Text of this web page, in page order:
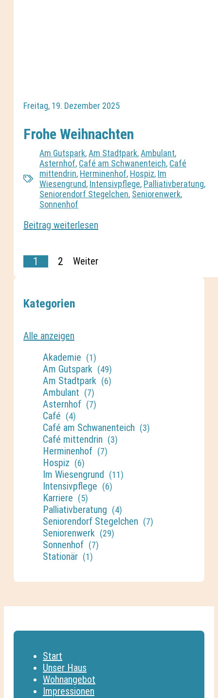
Freitag, 19. Dezember 2025
Frohe Weihnachten
Am Gutspark,Am Stadtpark,Ambulant,
Asternhof, Café am Schwanenteich, Café
mittendrin, Herminenhof, Hospiz, Im
Wiesengrund, Intensivpflege, Palliativberatung,
Seniorendorf Stegelchen, Seniorenwerk,
Sonnenhof
Beitrag weiterlesen
1 2 Weiter
Kategorien
Alle anzeigen
Akademie (1)
Am Gutspark (49)
Am Stadtpark (6)
Ambulant (7)
Asternhof (7)
Café (4)
Café am Schwanenteich (3)
Café mittendrin (3)
Herminenhof (7)
Hospiz (6)
Im Wiesengrund (11)
Intensivpflege (6)
Karriere (5)
Palliativberatung (4)
Seniorendorf Stegelchen (7)
Seniorenwerk (29)
Sonnenhof (7)
Stationär (1)
Start
Unser Haus
Wohnangebot
Impressionen